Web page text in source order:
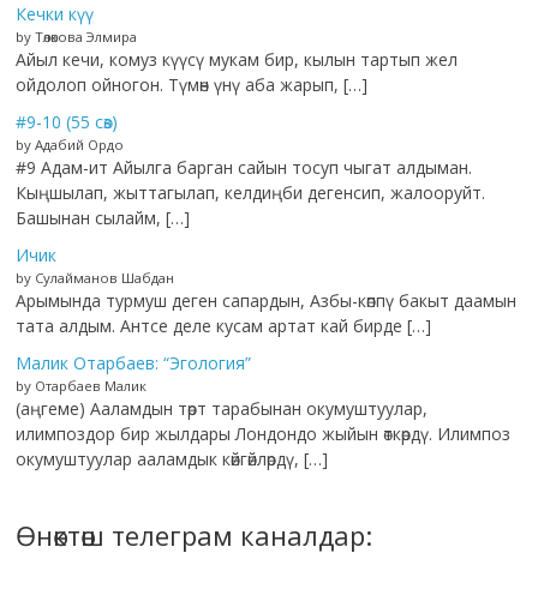
Кечки күү
by Төлөкова Элмира
Айыл кечи, комуз күүсү мукам бир, кылын тартып жел
ойдолоп ойногон. Түмөн үнү аба жарып, […]
#9-10 (55 сөз)
by Адабий Ордо
#9 Адам-ит Айылга барган сайын тосуп чыгат алдыман.
Кыңшылап, жыттагылап, келдиңби дегенсип, жалооруйт.
Башынан сылайм, […]
Ичик
by Сулайманов Шабдан
Арымында турмуш деген сапардын, Азбы-көппү бакыт даамын
тата алдым. Антсе деле кусам артат кай бирде […]
Малик Отарбаев: “Эгология”
by Отарбаев Малик
(аңгеме) Ааламдын төрт тарабынан окумуштуулар,
илимпоздор бир жылдары Лондондо жыйын өткөрдү. Илимпоз
окумуштуулар ааламдык көйгөйлөрдү, […]
Өнөктөш телеграм каналдар: